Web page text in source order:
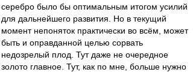
серебро было бы оптимальным итогом усилий
для дальнейшего развития. Но в текущий
момент непоняток практически во всём, может
быть и оправданной целью сорвать
недозрелый плод. Тут даже не очередное
золото главное. Тут, как по мне, больше нужно